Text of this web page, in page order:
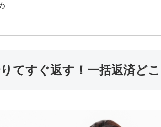
てすぐ返す！一括返済ど